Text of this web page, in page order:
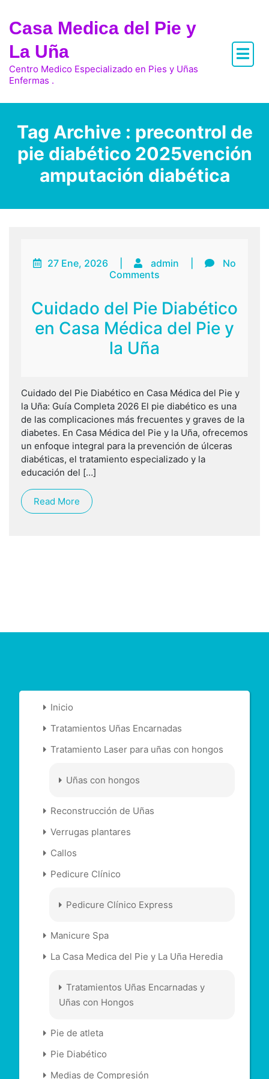
content
Casa Medica del Pie y
La Uña
Centro Medico Especializado en Pies y Uñas
Enfermas .
Tag Archive : precontrol de
pie diabético 2025vención
amputación diabética
27 Ene, 2026 admin
No
Comments
Cuidado del Pie Diabético
en Casa Médica del Pie y
la Uña
Cuidado del Pie Diabético en Casa Médica del Pie y
la Uña: Guía Completa 2026 El pie diabético es una
de las complicaciones más frecuentes y graves de la
diabetes. En Casa Médica del Pie y la Uña, ofrecemos
un enfoque integral para la prevención de úlceras
diabéticas, el tratamiento especializado y la
educación del […]
Read More
Inicio
Tratamientos Uñas Encarnadas
Tratamiento Laser para uñas con hongos
Uñas con hongos
Reconstrucción de Uñas
Verrugas plantares
Callos
Pedicure Clínico
Pedicure Clínico Express
Manicure Spa
La Casa Medica del Pie y La Uña Heredia
Tratamientos Uñas Encarnadas y
Uñas con Hongos
Pie de atleta
Pie Diabético
Medias de Compresión